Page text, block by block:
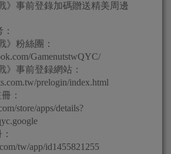
》事前登錄加碼贈送精美周邊
》粉絲團：
GamenutstwQYC/
》事前登録網站：
prelogin/index.html
：
store/apps/details?
tw/app/id1455821255